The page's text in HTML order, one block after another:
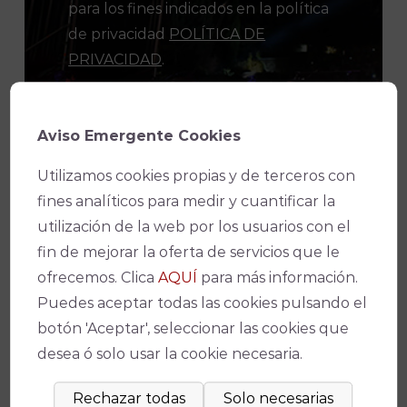
para los fines indicados en la política
de privacidad POLÍTICA DE
PRIVACIDAD.
su entidad.
Aviso Emergente Cookies
Utilizamos cookies propias y de terceros con
fines analíticos para medir y cuantificar la
utilización de la web por los usuarios con el
fin de mejorar la oferta de servicios que le
ofrecemos. ClicaAQUÍ para más información.
Puedes aceptar todas las cookies pulsando el
botón 'Aceptar', seleccionar las cookies que
desea ó solo usar la cookie necesaria.